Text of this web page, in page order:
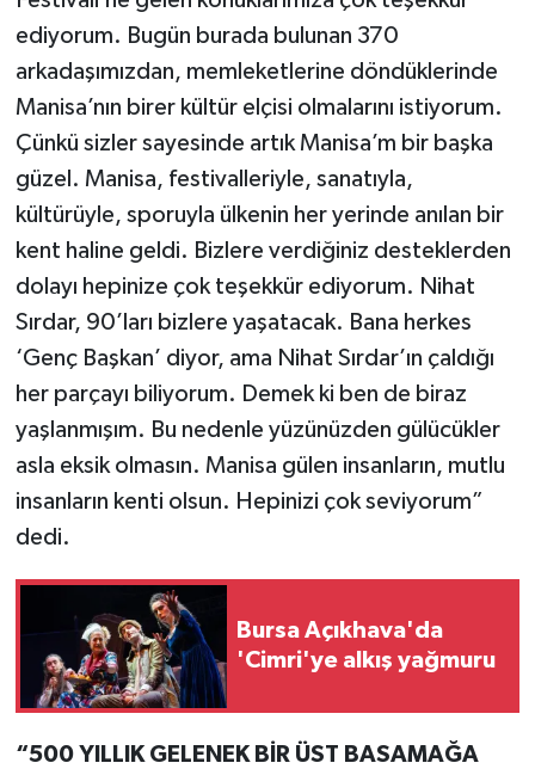
ediyorum. Bugün burada bulunan 370
arkadaşımızdan, memleketlerine döndüklerinde
Manisa’nın birer kültür elçisi olmalarını istiyorum.
Çünkü sizler sayesinde artık Manisa’m bir başka
güzel. Manisa, festivalleriyle, sanatıyla,
kültürüyle, sporuyla ülkenin her yerinde anılan bir
kent haline geldi. Bizlere verdiğiniz desteklerden
dolayı hepinize çok teşekkür ediyorum. Nihat
Sırdar, 90’ları bizlere yaşatacak. Bana herkes
‘Genç Başkan’ diyor, ama Nihat Sırdar’ın çaldığı
her parçayı biliyorum. Demek ki ben de biraz
yaşlanmışım. Bu nedenle yüzünüzden gülücükler
asla eksik olmasın. Manisa gülen insanların, mutlu
insanların kenti olsun. Hepinizi çok seviyorum”
dedi.
Bursa Açıkhava'da
'Cimri'ye alkış yağmuru
“500 YILLIK GELENEK BİR ÜST BASAMAĞA